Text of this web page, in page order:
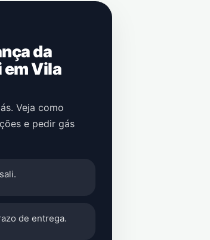
da
em Vila
Veja como
e pedir gás
de entrega.